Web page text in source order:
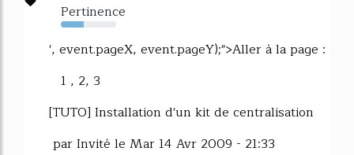
Pertinence
42%
', event.pageX, event.pageY);">Aller à la page :
1 , 2, 3
[TUTO] Installation d'un kit de centralisation
par Invité le Mar 14 Avr 2009 - 21:33